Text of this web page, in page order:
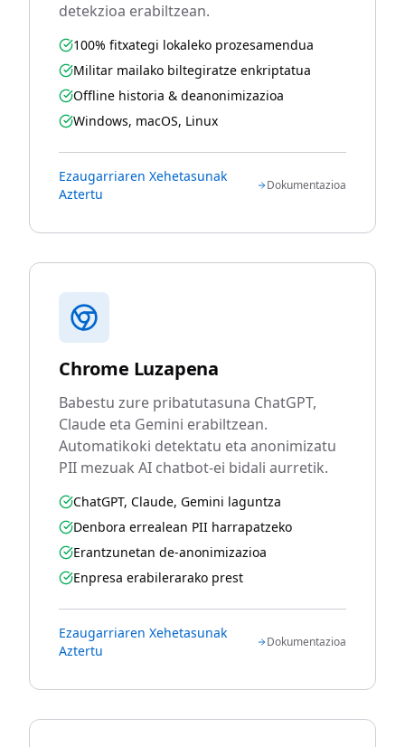
detekzioa erabiltzean.
100% fitxategi lokaleko prozesamendua
Militar mailako biltegiratze enkriptatua
Offline historia & deanonimizazioa
Windows, macOS, Linux
Ezaugarriaren Xehetasunak
Aztertu
Dokumentazioa
Chrome Luzapena
Babestu zure pribatutasuna ChatGPT,
Claude eta Gemini erabiltzean.
Automatikoki detektatu eta anonimizatu
PII mezuak AI chatbot-ei bidali aurretik.
ChatGPT, Claude, Gemini laguntza
Denbora errealean PII harrapatzeko
Erantzunetan de-anonimizazioa
Enpresa erabilerarako prest
Ezaugarriaren Xehetasunak
Aztertu
Dokumentazioa